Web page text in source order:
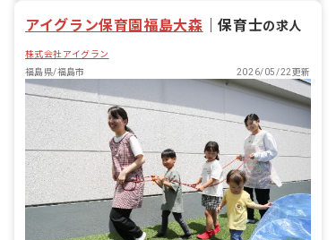
アイグラン保育園福島大森 ｜保育士の求人
株式会社アイグラン
福島県/福島市
2026/05/22更新